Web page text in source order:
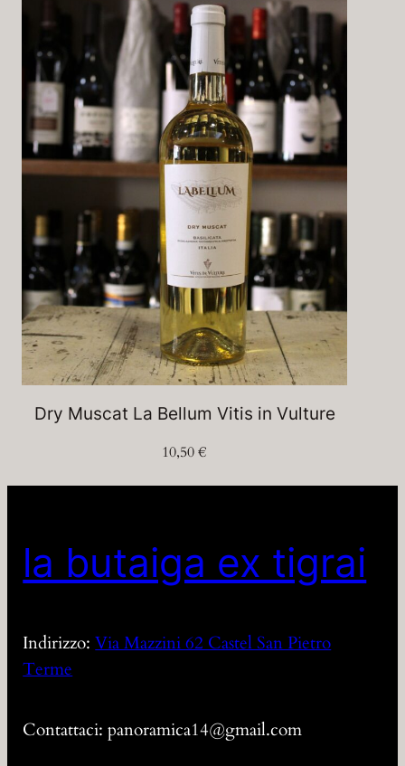
Dry Muscat La Bellum Vitis in Vulture
10,50€
la butaiga ex tigrai
Indirizzo:Via Mazzini 62 Castel San Pietro
Terme
Contattaci: panoramica14@gmail.com